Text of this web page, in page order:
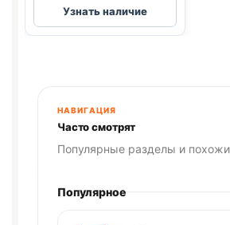
СПРЕЙ
Приучение
кошек
200мл
Узнать наличие
НАВИГАЦИЯ
Часто смотрят
Популярные разделы и
Популярное